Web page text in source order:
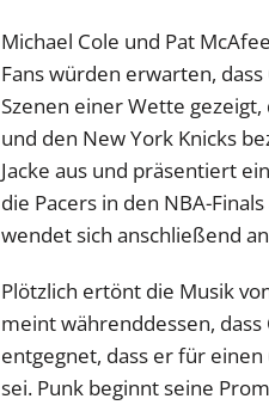
Michael Cole und Pat
Fans würden erwarten,
Szenen einer Wette
und den New York Knicks
Jacke aus und präsentiert
die Pacers in den NBA-
wendet sich anschließend
Plötzlich ertönt die Musik
meint währenddessen,
entgegnet, dass er für
sei. Punk beginnt seine